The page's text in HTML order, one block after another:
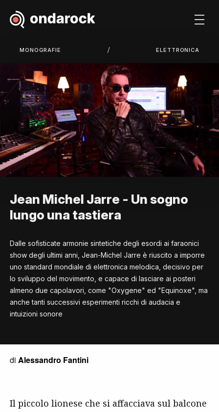
MONOGRAFIE / ELETTRONICA
Jean Michel Jarre - Un sogno
lungo una tastiera
Dalle sofisticate armonie sintetiche degli esordi ai faraonici
show degli ultimi anni, Jean-Michel Jarre è riuscito a imporre
uno standard mondiale di elettronica melodica, decisivo per
lo sviluppo del movimento, e capace di lasciare ai posteri
almeno due capolavori, come "Oxygene" ed "Equinoxe", ma
anche tanti successivi esperimenti ricchi di audacia e
intuizioni sonore
di Alessandro Fantini
Il piccolo lionese che si affacciava sul balcone